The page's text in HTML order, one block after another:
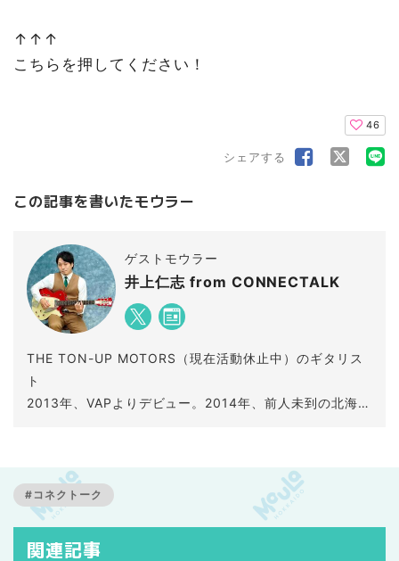
↑↑↑
こちらを押してください！
46
シェアする
この記事を書いたモウラー
ゲストモウラー
井上仁志 from CONNECTALK
THE TON-UP MOTORS（現在活動休止中）のギタリス
ト
2013年、VAPよりデビュー。2014年、前人未到の北海道
幌延町観光大使、AIR-G’(FM北海道)「CONNEKTALK」
パーソナリティ
#コネクトーク
関連記事